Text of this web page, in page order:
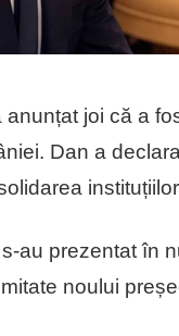
joi că a
Dan a
au prezentat în
noului